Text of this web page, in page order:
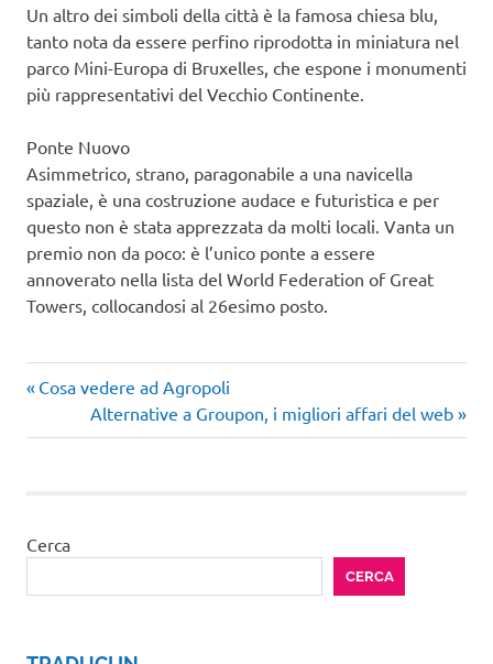
Un altro dei simboli della città è la famosa chiesa blu,
tanto nota da essere perfino riprodotta in miniatura nel
parco Mini-Europa di Bruxelles, che espone i monumenti
più rappresentativi del Vecchio Continente.
Ponte Nuovo
Asimmetrico, strano, paragonabile a una navicella
spaziale, è una costruzione audace e futuristica e per
questo non è stata apprezzata da molti locali. Vanta un
premio non da poco: è l’unico ponte a essere
annoverato nella lista del World Federation of Great
Towers, collocandosi al 26esimo posto.
Navigazione
articoli
Articolo
precedente:
Cosa vedere ad Agropoli
Articolo
successivo:
Alternative a Groupon, i migliori affari del web
Cerca
CERCA